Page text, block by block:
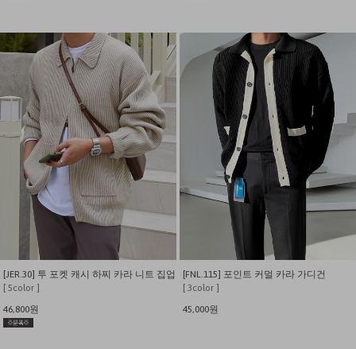
[JER.30] 투 포켓 캐시 하찌 카라 니트 집업
[ 5color ]
46,800원
[FNL.115] 포인트 커멀 카라 가디건
[ 3color ]
45,000원